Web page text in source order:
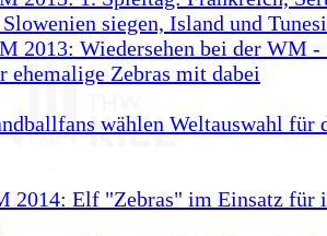
siegen, Island und
2013: Wiedersehen bei der WM -
ehemalige Zebras mit dabei
wählen Weltauswahl für
2014: Elf "Zebras" im Einsatz für